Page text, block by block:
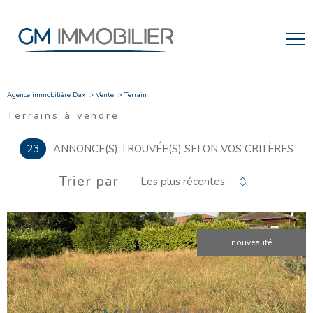
Agence immobilière Dax Vente Terrain
Terrains à vendre
23 ANNONCE(S) TROUVÉE(S) SELON VOS CRITÈRES
Trier par Les plus récentes
nouveauté
VOIR LE